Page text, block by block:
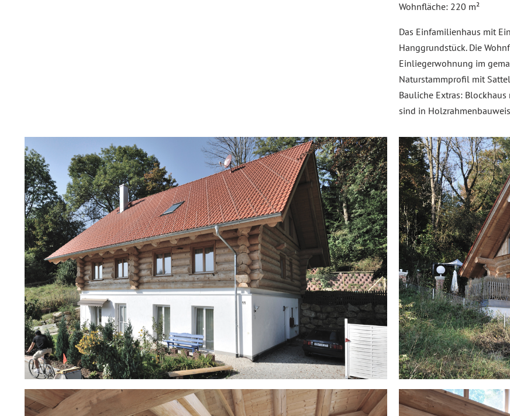
Wohnfläche: 220 m²
Das Einfamilienhaus mit
Hanggrundstück. Die
Einliegerwohnung im
Naturstammprofil mit
Bauliche Extras:
sind in